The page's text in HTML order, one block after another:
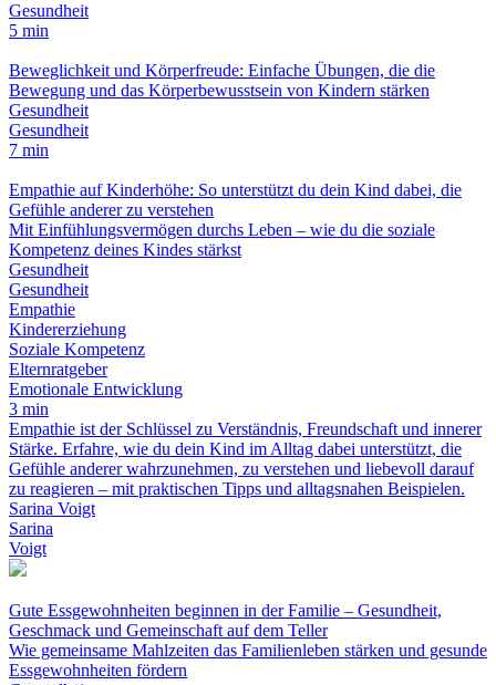
Gesundheit
5 min
Beweglichkeit und Körperfreude: Einfache Übungen, die die
Bewegung und das Körperbewusstsein von Kindern stärken
Gesundheit
Gesundheit
7 min
Empathie auf Kinderhöhe: So unterstützt du dein Kind dabei, die
Gefühle anderer zu verstehen
Mit Einfühlungsvermögen durchs Leben – wie du die soziale
Kompetenz deines Kindes stärkst
Gesundheit
Gesundheit
Empathie
Kindererziehung
Soziale Kompetenz
Elternratgeber
Emotionale Entwicklung
3 min
Empathie ist der Schlüssel zu Verständnis, Freundschaft und innerer
Stärke. Erfahre, wie du dein Kind im Alltag dabei unterstützt, die
Gefühle anderer wahrzunehmen, zu verstehen und liebevoll darauf
zu reagieren – mit praktischen Tipps und alltagsnahen Beispielen.
Sarina Voigt
Sarina
Voigt
Gute Essgewohnheiten beginnen in der Familie – Gesundheit,
Geschmack und Gemeinschaft auf dem Teller
Wie gemeinsame Mahlzeiten das Familienleben stärken und gesunde
Essgewohnheiten fördern